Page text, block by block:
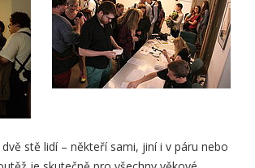
stě lidí – někteří sami, jiní i v páru nebo